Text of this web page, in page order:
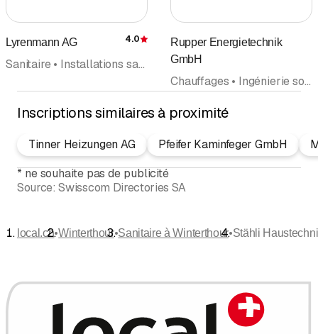
Lyrenmann AG Évaluation
4.0
Sanitaire • Installations sanitaires • Ferblanterie-couverture • Chauffages • Domestiques du bâtiment • Rénovation salle de bain • Toit plat • Technique du bâtiment
Rupper Energietechnik
GmbH
Chauffages • Ingénierie solaire installations solaires • Sanitaire • Installations sanitaires • Services • Conseil d'Energie • Domestiques du bâtiment • Fournitures de Chauffages
Inscriptions similaires à proximité
Tinner Heizungen AG Pfeifer Kaminfeger GmbH
* ne souhaite pas de publicité
Source: Swisscom Directories SA
local.ch•Winterthour•Sanitaire à Winterthour•Stähli